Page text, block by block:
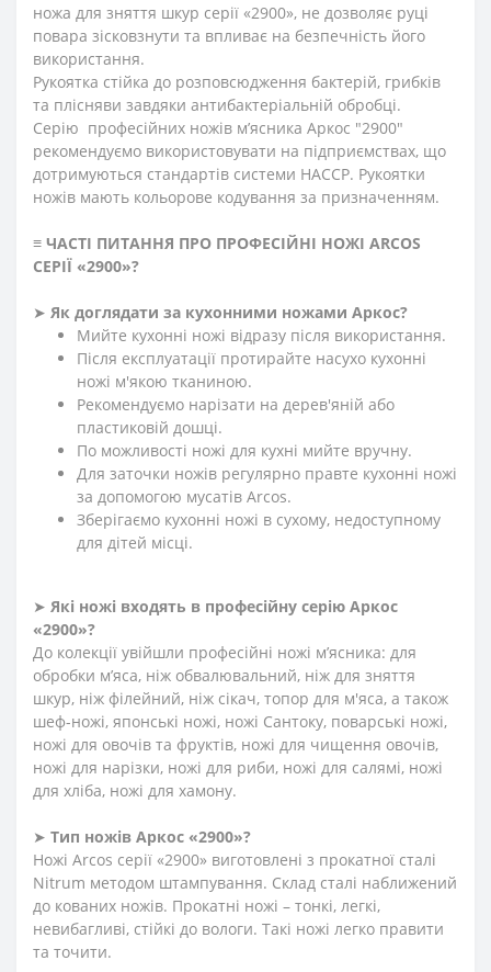
ножа для зняття шкур серії «2900», не дозволяє руці
повара зісковзнути та впливає на безпечність його
використання.
Рукоятка стійка до розповсюдження бактерій, грибків
та плісняви завдяки антибактеріальній обробці.
Серію професійних ножів м’ясника Аркос "2900"
рекомендуємо використовувати на підприємствах, що
дотримуються стандартів системи HACCP. Рукоятки
ножів мають кольорове кодування за призначенням.
≡ ЧАСТІ ПИТАННЯ ПРО ПРОФЕСІЙНІ НОЖІ ARCOS
СЕРІЇ «2900»?
➤ Як доглядати за кухонними ножами Аркос?
Мийте кухонні ножі відразу після використання.
Після експлуатації протирайте насухо кухонні
ножі м'якою тканиною.
Рекомендуємо нарізати на дерев'яній або
пластиковій дошці.
По можливості ножі для кухні мийте вручну.
Для заточки ножів регулярно правте кухонні ножі
за допомогою мусатів Arcos.
Зберігаємо кухонні ножі в сухому, недоступному
для дітей місці.
➤ Які ножі входять в професійну серію Аркос
«2900»?
До колекції увійшли професійні ножі м’ясника: для
обробки м’яса, ніж обвалювальний, ніж для зняття
шкур, ніж філейний, ніж сікач, топор для м'яса, а також
шеф-ножі, японські ножі, ножі Сантоку, поварські ножі,
ножі для овочів та фруктів, ножі для чищення овочів,
ножі для нарізки, ножі для риби, ножі для салямі, ножі
для хліба, ножі для хамону.
➤ Тип ножів Аркос «2900»?
Ножі Arcos серії «2900» виготовлені з прокатної сталі
Nitrum методом штампування. Склад сталі наближений
до кованих ножів. Прокатні ножі – тонкі, легкі,
невибагливі, стійкі до вологи. Такі ножі легко правити
та точити.